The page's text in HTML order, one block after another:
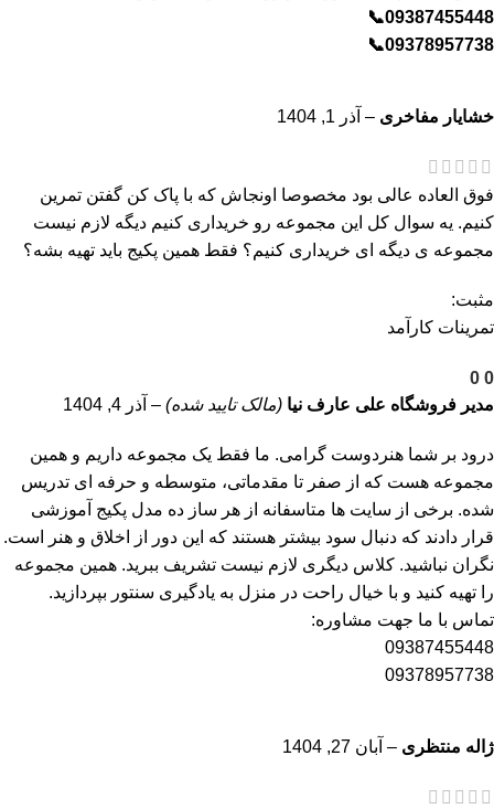
09387455448📞
09378957738📞
خشایار مفاخری – آذر 1, 1404
فوق العاده عالی بود مخصوصا اونجاش که با پاک کن گفتن تمرین
کنیم. یه سوال کل این مجموعه رو خریداری کنیم دیگه لازم نیست
مجموعه ی دیگه ای خریداری کنیم؟ فقط همین پکیج باید تهیه بشه؟
مثبت:
تمرینات کارآمد
0
0
مدیر فروشگاه علی عارف نیا (مالک تایید شده) – آذر 4, 1404
درود بر شما هنردوست گرامی. ما فقط یک مجموعه داریم و همین
مجموعه هست که از صفر تا مقدماتی، متوسطه و حرفه ای تدریس
شده. برخی از سایت ها متاسفانه از هر ساز ده مدل پکیج آموزشی
قرار دادند که دنبال سود بیشتر هستند که این دور از اخلاق و هنر است.
نگران نباشید. کلاس دیگری لازم نیست تشریف ببرید. همین مجموعه
را تهیه کنید و با خیال راحت در منزل به یادگیری سنتور بپردازید.
تماس با ما جهت مشاوره:
09387455448
09378957738
ژاله منتظری – آبان 27, 1404